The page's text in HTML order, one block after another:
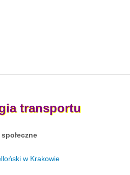
transportu
społeczne
w Krakowie